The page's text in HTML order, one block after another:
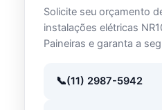
Solicite seu orçamento
instalações elétricas
Paineiras e garanta a
(11) 2987-5942